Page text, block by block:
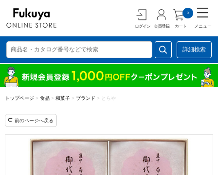
ログイン 会員登録 カート
0
メニュー
詳細検索
トップページ > 食品 > 和菓子 > ブランド > とらや
前のページへ戻る